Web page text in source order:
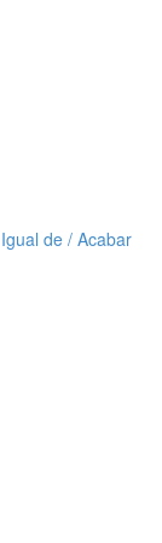
de / Acabar